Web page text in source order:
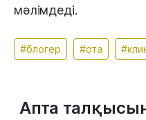
мәлімдеді.
#блогер #ота
Апта